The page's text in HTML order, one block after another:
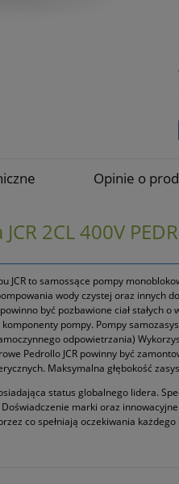
Opinie o
2CL 400V
JCR to samossące pompy
wody czystej oraz innych
być pozbawione ciał stałych
pompy. Pompy
odpowietrzania)
Pedrollo JCR powinny być
Maksymalna głębokość
status globalnego lidera.
marki oraz
co spełniają oczekiwania każdego